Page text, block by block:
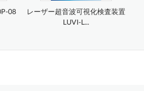
08
レーザー超音波可視化検査装置
LUVI-L...